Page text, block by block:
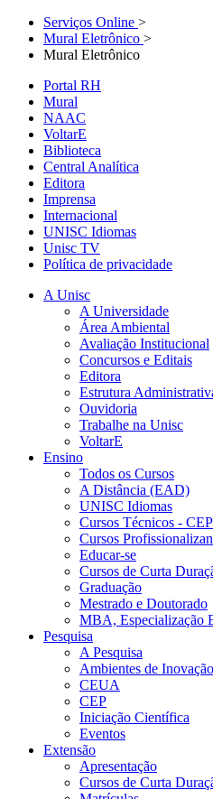
Serviços Online >
Mural Eletrônico >
Mural Eletrônico
Portal RH
Mural
NAAC
VoltarE
Biblioteca
Central Analítica
Editora
Imprensa
Internacional
UNISC Idiomas
Unisc TV
Política de privacidade
A Unisc
A Universidade
Área Ambiental
Avaliação Institucional
Concursos e Editais
Editora
Estrutura
Ouvidoria
Trabalhe na Unisc
VoltarE
Ensino
Todos os Cursos
A Distância (EAD)
UNISC Idiomas
Cursos Técnicos -
Cursos
Educar-se
Cursos de Curta
Graduação
Mestrado e Doutorado
MBA, Especialização
Pesquisa
A Pesquisa
Ambientes de Inovação
CEUA
CEP
Iniciação Científica
Eventos
Extensão
Apresentação
Cursos de Curta